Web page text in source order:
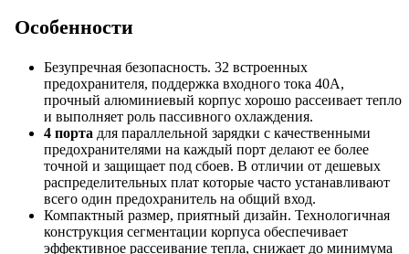
Особенности
Безупречная безопасность. 32 встроенных
предохранителя, поддержка входного тока 40А,
прочный алюминиевый корпус хорошо рассеивает тепло
и выполняет роль пассивного охлаждения.
4 порта для параллельной зарядки с качественными
предохранителями на каждый порт делают ее более
точной и защищает под сбоев. В отличии от дешевых
распределительных плат которые часто устанавливают
всего один предохранитель на общий вход.
Компактный размер, приятный дизайн. Технологичная
конструкция сегментации корпуса обеспечивает
эффективное рассеивание тепла, снижает до минимума